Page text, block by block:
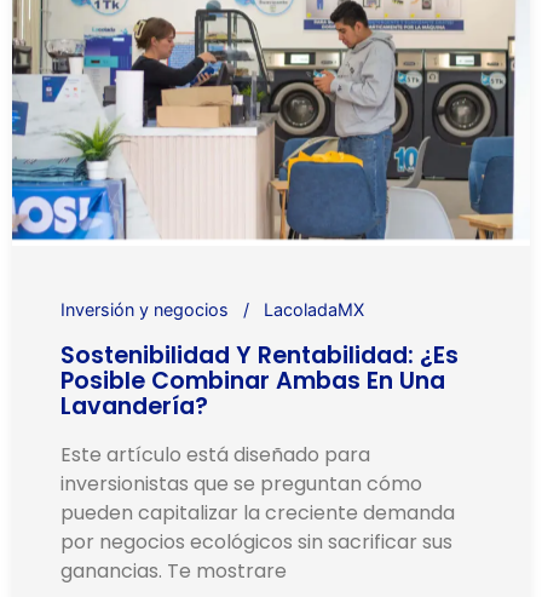
Inversión y negocios LacoladaMX
Sostenibilidad Y Rentabilidad: ¿Es
Posible Combinar Ambas En Una
Lavandería?
Este artículo está diseñado para
inversionistas que se preguntan cómo
pueden capitalizar la creciente demanda
por negocios ecológicos sin sacrificar sus
ganancias. Te mostrare